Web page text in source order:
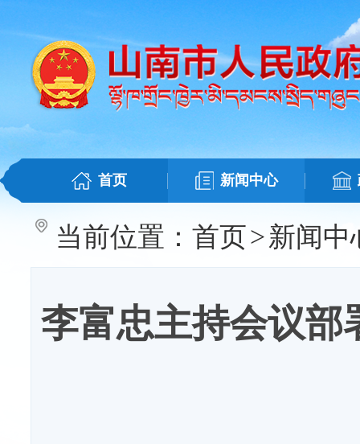
首页 新闻中心
当前位置： 首页>新闻中
李富忠主持会议部